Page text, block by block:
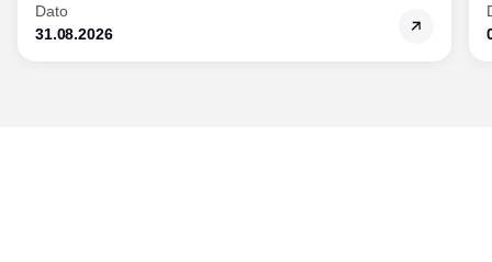
Dato
31.08.2026